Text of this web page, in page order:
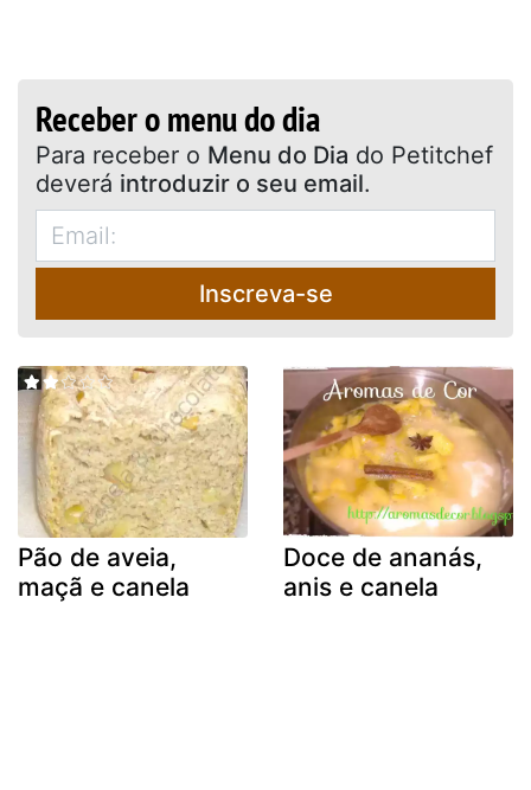
Receber o menu do dia
Para receber o Menu do Dia do Petitchef
deverá introduzir o seu email.
Inscreva-se
Pão de aveia,
maçã e canela
Doce de ananás,
anis e canela